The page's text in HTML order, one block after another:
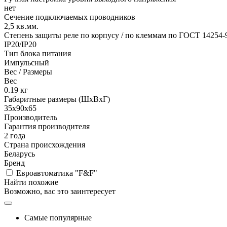
нет
Сечение подключаемых проводников
2,5 кв.мм.
Степень защиты реле по корпусу / по клеммам по ГОСТ 14254-
IP20/IP20
Тип блока питания
Импульсный
Вес / Размеры
Вес
0.19 кг
Габаритные размеры (ШхВхГ)
35х90х65
Производитель
Гарантия производителя
2 года
Страна происхождения
Беларусь
Бренд
Евроавтоматика "F&F"
Найти похожие
Возможно, вас это заинтересует
Самые популярные